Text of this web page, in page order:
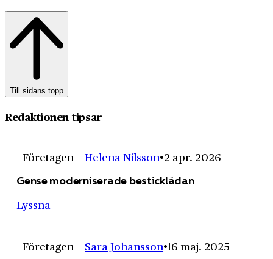
Till sidans topp
Redaktionen tipsar
Företagen Helena Nilsson 2 apr. 2026
Gense moderniserade besticklådan
Lyssna
Företagen Sara Johansson 16 maj. 2025